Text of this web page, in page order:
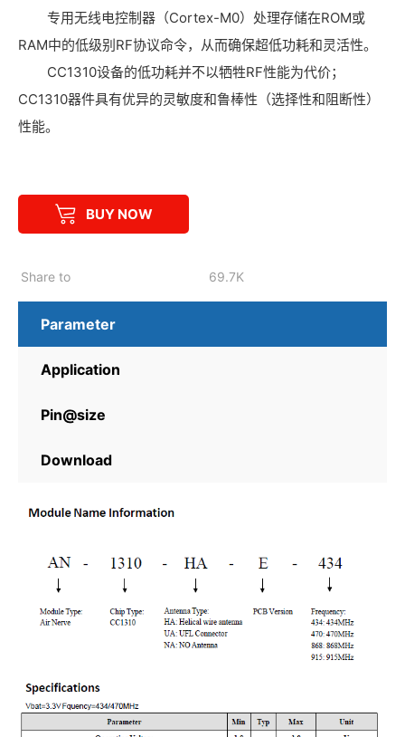
专用无线电控制器（Cortex-M0）处理存储在ROM或
RAM中的低级别RF协议命令，从而确保超低功耗和灵活性。
CC1310设备的低功耗并不以牺牲RF性能为代价；
CC1310器件具有优异的灵敏度和鲁棒性（选择性和阻断性）
性能。
BUY NOW
Share to 69.7K
Parameter
Application
Pin@size
Download